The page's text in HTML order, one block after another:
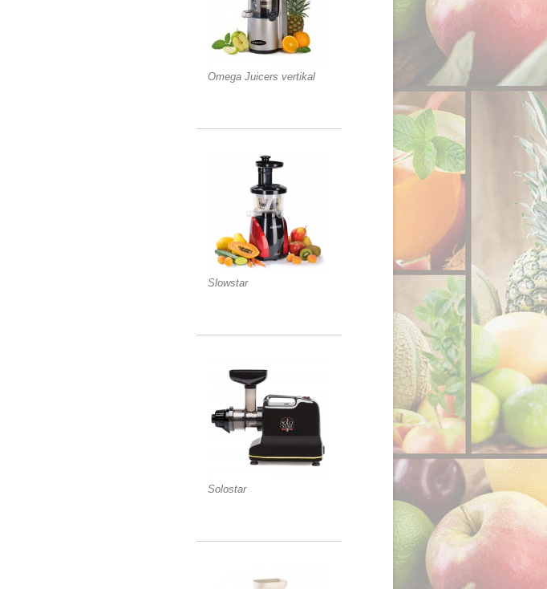
Omega Juicers vertikal
Slowstar
Solostar